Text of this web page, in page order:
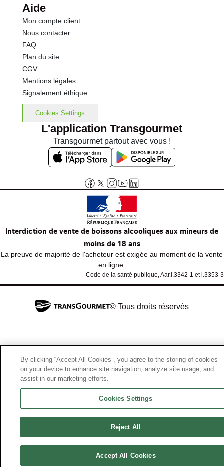
Aide
Mon compte client
Nous contacter
FAQ
Plan du site
CGV
Mentions légales
Signalement éthique
Cookies Settings
L'application Transgourmet
Transgourmet partout avec vous !
Interdiction de vente de boissons alcooliques aux mineurs de
moins de 18 ans
La preuve de majorité de l'acheteur est exigée au moment de la vente
en ligne.
Code de la santé publique, Aar.l.3342-1 et l.3353-3
© Tous droits réservés
By clicking “Accept All Cookies”, you agree to the storing of cookies
on your device to enhance site navigation, analyze site usage, and
assist in our marketing efforts.
Cookies Settings
Reject All
Accept All Cookies